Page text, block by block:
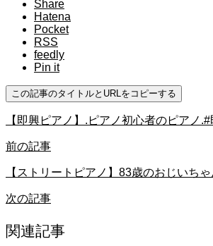
Share
Hatena
Pocket
RSS
feedly
Pin it
この記事のタイトルとURLをコピーする
【即興ピアノ】.ピアノ初心者のピア
前の記事
【ストリートピアノ】83歳のおじいち
次の記事
関連記事